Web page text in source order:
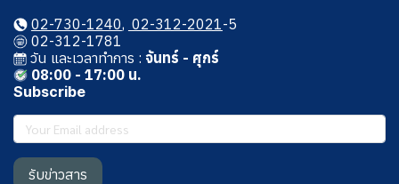
02-730-1240, 02-312-2021-5
02-312-1781
วัน และเวลาทําการ :จันทร์ - ศุกร์
08:00 - 17:00 น.
Subscribe
รับข่าวสาร